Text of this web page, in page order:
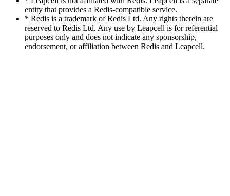
entity that provides a Redis-compatible service.
* Redis is a trademark of Redis Ltd. Any rights therein are
reserved to Redis Ltd. Any use by Leapcell is for referential
purposes only and does not indicate any sponsorship,
endorsement, or affiliation between Redis and Leapcell.